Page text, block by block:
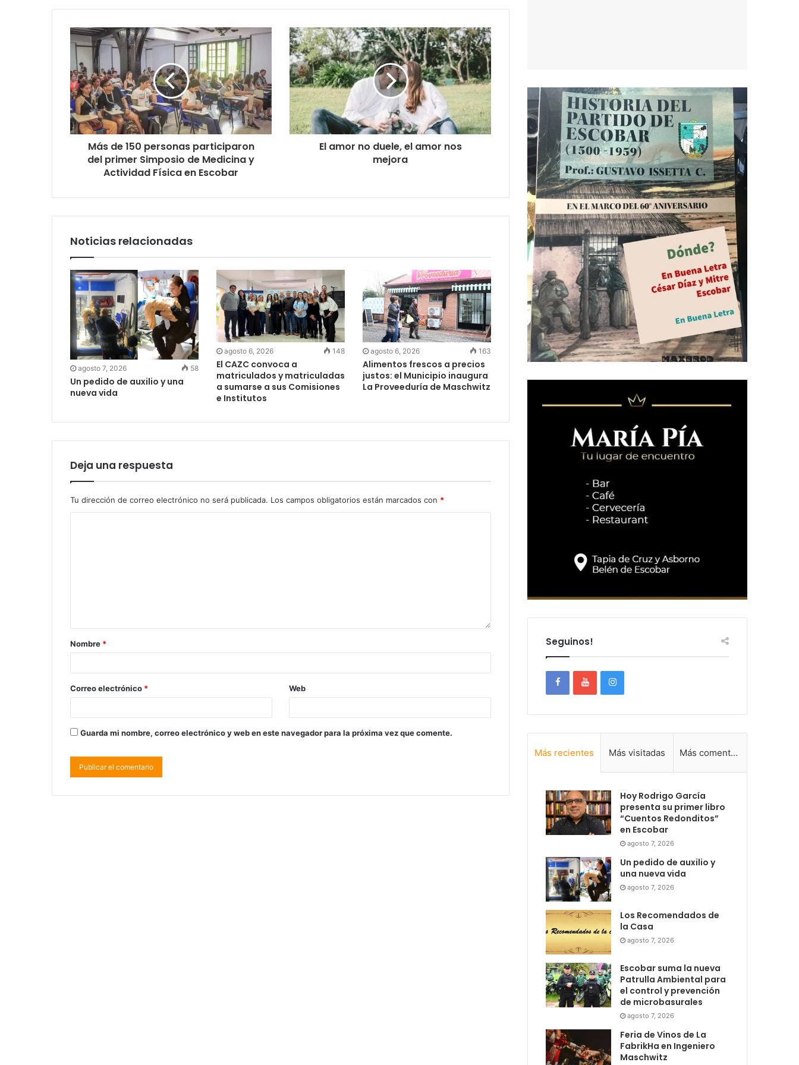
Más de 150 personas participaron
del primer Simposio de Medicina y
Actividad Física en Escobar
El amor no duele, el amor nos
mejora
Noticias relacionadas
agosto 7, 2026 58
Un pedido de auxilio y una
nueva vida
agosto 6, 2026 148
El CAZC convoca a
matriculados y matriculadas
a sumarse a sus Comisiones
e Institutos
agosto 6, 2026 163
Alimentos frescos a precios
justos: el Municipio inaugura
La Proveeduría de Maschwitz
Deja una respuesta
Tu dirección de correo electrónico no será publicada. Los campos obligatorios están marcados con *
Nombre *
Correo electrónico * Web
Guarda mi nombre, correo electrónico y web en este navegador para la próxima vez que comente.
Seguinos!
Más recientes Más visitadas Más comentadas
Hoy Rodrigo García
presenta su primer libro
“Cuentos Redonditos”
en Escobar
agosto 7, 2026
Un pedido de auxilio y
una nueva vida
agosto 7, 2026
Los Recomendados de
la Casa
agosto 7, 2026
Escobar suma la nueva
Patrulla Ambiental para
el control y prevención
de microbasurales
agosto 7, 2026
Feria de Vinos de La
FabrikHa en Ingeniero
Maschwitz